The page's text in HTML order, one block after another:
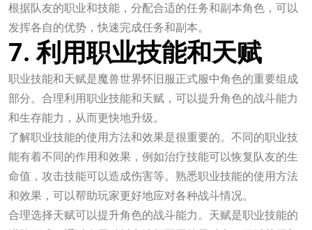
根据队友的职业和技能，分配合适的任务和副本角色，可以
发挥各自的优势，快速完成任务和副本。
7. 利用职业技能和天赋
职业技能和天赋是魔兽世界怀旧服正式服中角色的重要组成
部分。合理利用职业技能和天赋，可以提升角色的战斗能力
和生存能力，从而更快地升级。
了解职业技能的使用方法和效果是很重要的。不同的职业技
能有着不同的作用和效果，例如治疗技能可以恢复队友的生
命值，攻击技能可以造成伤害等。熟悉职业技能的使用方法
和效果，可以帮助玩家更好地应对各种战斗情况。
合理选择天赋可以提升角色的战斗能力。天赋是职业技能的